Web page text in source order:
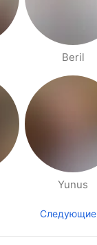
Beril
Yunus
Следующие